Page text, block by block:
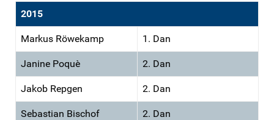
2015
Markus Röwekamp 1. Dan
Janine Poquè 2. Dan
Jakob Repgen 2. Dan
Sebastian Bischof 2. Dan